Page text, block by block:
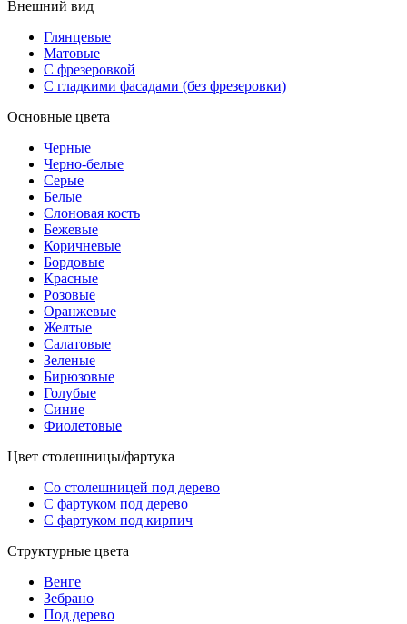
Внешний вид
Глянцевые
Матовые
С фрезеровкой
С гладкими фасадами (без фрезеровки)
Основные цвета
Черные
Черно-белые
Серые
Белые
Слоновая кость
Бежевые
Коричневые
Бордовые
Красные
Розовые
Оранжевые
Желтые
Салатовые
Зеленые
Бирюзовые
Голубые
Синие
Фиолетовые
Цвет столешницы/фартука
Со столешницей под дерево
С фартуком под дерево
С фартуком под кирпич
Структурные цвета
Венге
Зебрано
Под дерево